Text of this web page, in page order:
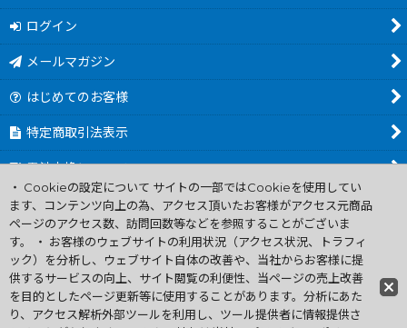
ログイン
メールマガジン
はじめてのお客様
特定商取引法表示
電池交換について
商品カテゴリ一覧
Worldwide Shipping Guide
ファミコン買取通販 中古 ディスクシステム 販売 ニンテンドウ64・
ゲーム買取 .電池交換
・ Cookieの設定について サイトの一部ではCookieを使用してい
ます、コンテンツ向上の為、アクセス頂いたお客様がアクセス元商品
ページのアクセス数、訪問回数等などを参照することがございま
す。 ・ お客様のウェブサイトの利用状況（アクセス状況、トラフィ
ック）を分析し、ウェブサイト自体の改善や、当社からお客様に提
供するサービスの向上、サイト閲覧の利便性、当ページの売上改善
を目的としたページ更新等に使用することがあります。分析にあた
り、アクセス解析外部ツールを利用し、ツール提供者に情報提供さ